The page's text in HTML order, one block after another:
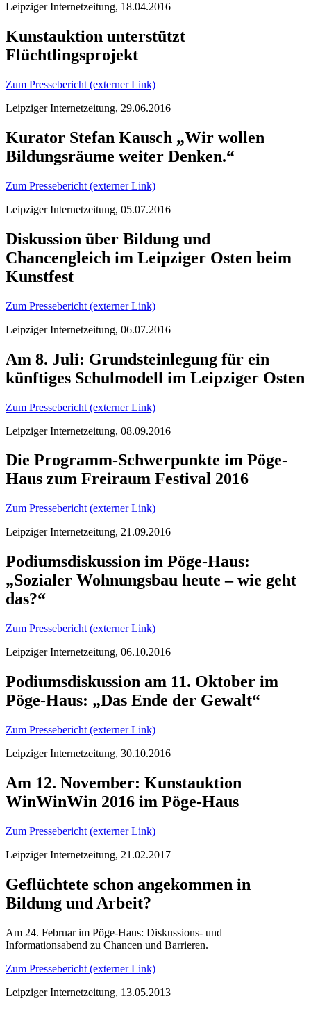
Leipziger Internetzeitung, 18.04.2016
Kunstauktion unterstützt
Flüchtlingsprojekt
Zum Pressebericht (externer Link)
Leipziger Internetzeitung, 29.06.2016
Kurator Stefan Kausch „Wir wollen
Bildungsräume weiter Denken.“
Zum Pressebericht (externer Link)
Leipziger Internetzeitung, 05.07.2016
Diskussion über Bildung und
Chancengleich im Leipziger Osten beim
Kunstfest
Zum Pressebericht (externer Link)
Leipziger Internetzeitung, 06.07.2016
Am 8. Juli: Grundsteinlegung für ein
künftiges Schulmodell im Leipziger Osten
Zum Pressebericht (externer Link)
Leipziger Internetzeitung, 08.09.2016
Die Programm-Schwerpunkte im Pöge-
Haus zum Freiraum Festival 2016
Zum Pressebericht (externer Link)
Leipziger Internetzeitung, 21.09.2016
Podiumsdiskussion im Pöge-Haus:
„Sozialer Wohnungsbau heute – wie geht
das?“
Zum Pressebericht (externer Link)
Leipziger Internetzeitung, 06.10.2016
Podiumsdiskussion am 11. Oktober im
Pöge-Haus: „Das Ende der Gewalt“
Zum Pressebericht (externer Link)
Leipziger Internetzeitung, 30.10.2016
Am 12. November: Kunstauktion
WinWinWin 2016 im Pöge-Haus
Zum Pressebericht (externer Link)
Leipziger Internetzeitung, 21.02.2017
Geflüchtete schon angekommen in
Bildung und Arbeit?
Am 24. Februar im Pöge-Haus: Diskussions- und
Informationsabend zu Chancen und Barrieren.
Zum Pressebericht (externer Link)
Leipziger Internetzeitung, 13.05.2013